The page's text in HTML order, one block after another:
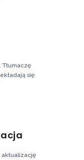
się
aktualizację